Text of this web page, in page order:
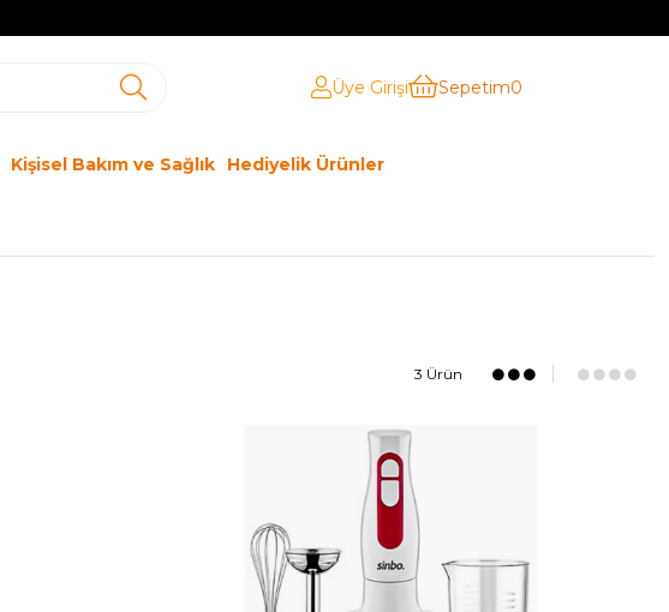
Üye Girişi Sepetim0
Kişisel Bakım ve Sağlık Hediyelik Ürünler
3 Ürün